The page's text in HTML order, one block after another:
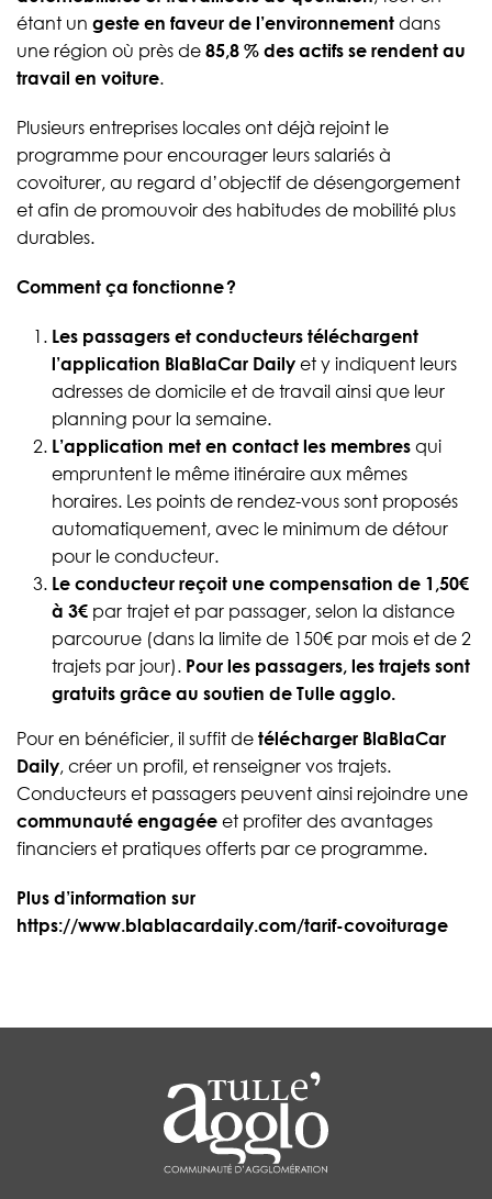
étant un geste en faveur de l’environnement dans
une région où près de 85,8 % des actifs se rendent au
travail en voiture.
Plusieurs entreprises locales ont déjà rejoint le
programme pour encourager leurs salariés à
covoiturer, au regard d’objectif de désengorgement
et afin de promouvoir des habitudes de mobilité plus
durables.
Comment ça fonctionne?
Les passagers et conducteurs téléchargent
l’application BlaBlaCar Daily et y indiquent leurs
adresses de domicile et de travail ainsi que leur
planning pour la semaine.
L’application met en contact les membres qui
empruntent le même itinéraire aux mêmes
horaires. Les points de rendez-vous sont proposés
automatiquement, avec le minimum de détour
pour le conducteur.
Le conducteur reçoit une compensation de 1,50€
à 3€ par trajet et par passager, selon la distance
parcourue (dans la limite de 150€ par mois et de 2
trajets par jour). Pour les passagers, les trajets sont
gratuits grâce au soutien de Tulle agglo.
Pour en bénéficier, il suffit de télécharger BlaBlaCar
Daily, créer un profil, et renseigner vos trajets.
Conducteurs et passagers peuvent ainsi rejoindre une
communauté engagée et profiter des avantages
financiers et pratiques offerts par ce programme.
Plus d’information sur
https://www.blablacardaily.com/tarif-covoiturage